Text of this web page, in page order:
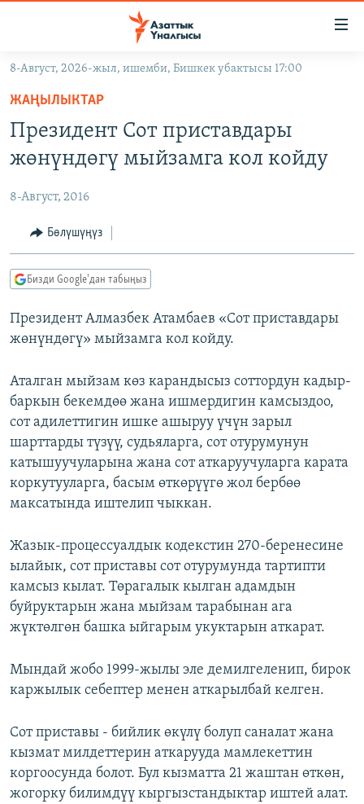
Навигацияга
өтүңүз
Издөөгө
салыңызКЫРГЫЗСТАН
ЭКОНОМИКА
МАДАНИЯТ
ДҮЙНӨ
БОРБОР АЗИЯ
УКРАИНА
АТАЙЫН ИЛИКТӨӨ
ТВ ПРОГРАММАЛАР
ЭКСПЕРТТЕР ТАЛДАЙТ
БИЗ ЖАНА ДҮЙНӨ
ДАНИСТЕ
ЭЖЕ-СИҢДИЛЕР
АЗАТТЫК+
ЫҢГАЙСЫЗ СУРООЛОР
ӨЗГӨЧӨ ПИКИР
Русский
ОНЛАЙН ШЕРИНЕ
ЭЕ/АРнун бардык сайттары
8-Август, 2026-жыл, ишемби, Бишкек убактысы 17:00
ЖАҢЫЛЫКТАР
Президент Сот приставдары
жөнүндөгү мыйзамга кол койду
8-Август, 2016
Бөлүшүңүз
Бизди Google'дан табыңыз
Президент Алмазбек Атамбаев «Сот приставдары
жөнүндөгү» мыйзамга кол койду.
Аталган мыйзам көз карандысыз соттордун кадыр-
баркын бекемдөө жана ишмердигин камсыздоо,
сот адилеттигин ишке ашыруу үчүн зарыл
шарттарды түзүү, судьяларга, сот отурумунун
катышуучуларына жана сот аткаруучуларга карата
коркутууларга, басым өткөрүүгө жол бербөө
максатында иштелип чыккан.
Жазык-процессуалдык кодекстин 270-беренесине
ылайык, сот приставы сот отурумунда тартипти
камсыз кылат. Төрагалык кылган адамдын
буйруктарын жана мыйзам тарабынан ага
жүктөлгөн башка ыйгарым укуктарын аткарат.
Мындай жобо 1999-жылы эле демилгеленип, бирок
каржылык себептер менен аткарылбай келген.
Сот приставы - бийлик өкүлү болуп саналат жана
кызмат милдеттерин аткарууда мамлекеттин
коргоосунда болот. Бул кызматта 21 жаштан өткөн,
жогорку билимдүү кыргызстандыктар иштей алат.